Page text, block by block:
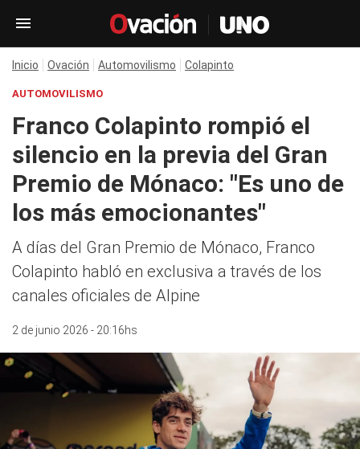
Inicio Ovación Automovilismo Colapinto
AUTOMOVILISMO
Franco Colapinto rompió el
silencio en la previa del Gran
Premio de Mónaco: "Es uno de
los más emocionantes"
A días del Gran Premio de Mónaco, Franco
Colapinto habló en exclusiva a través de los
canales oficiales de Alpine
2 de junio 2026 - 20:16hs